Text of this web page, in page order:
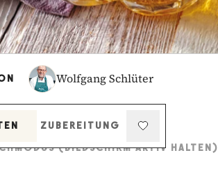
Wolfgang Schlüter
ZUBEREITUNG
(BILDSCHIRM AKTIV HALTEN)